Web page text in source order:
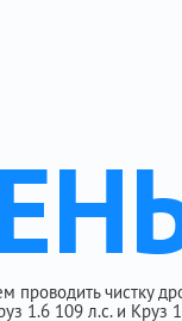
проводить чистку
1.6 109 л.с. и Круз